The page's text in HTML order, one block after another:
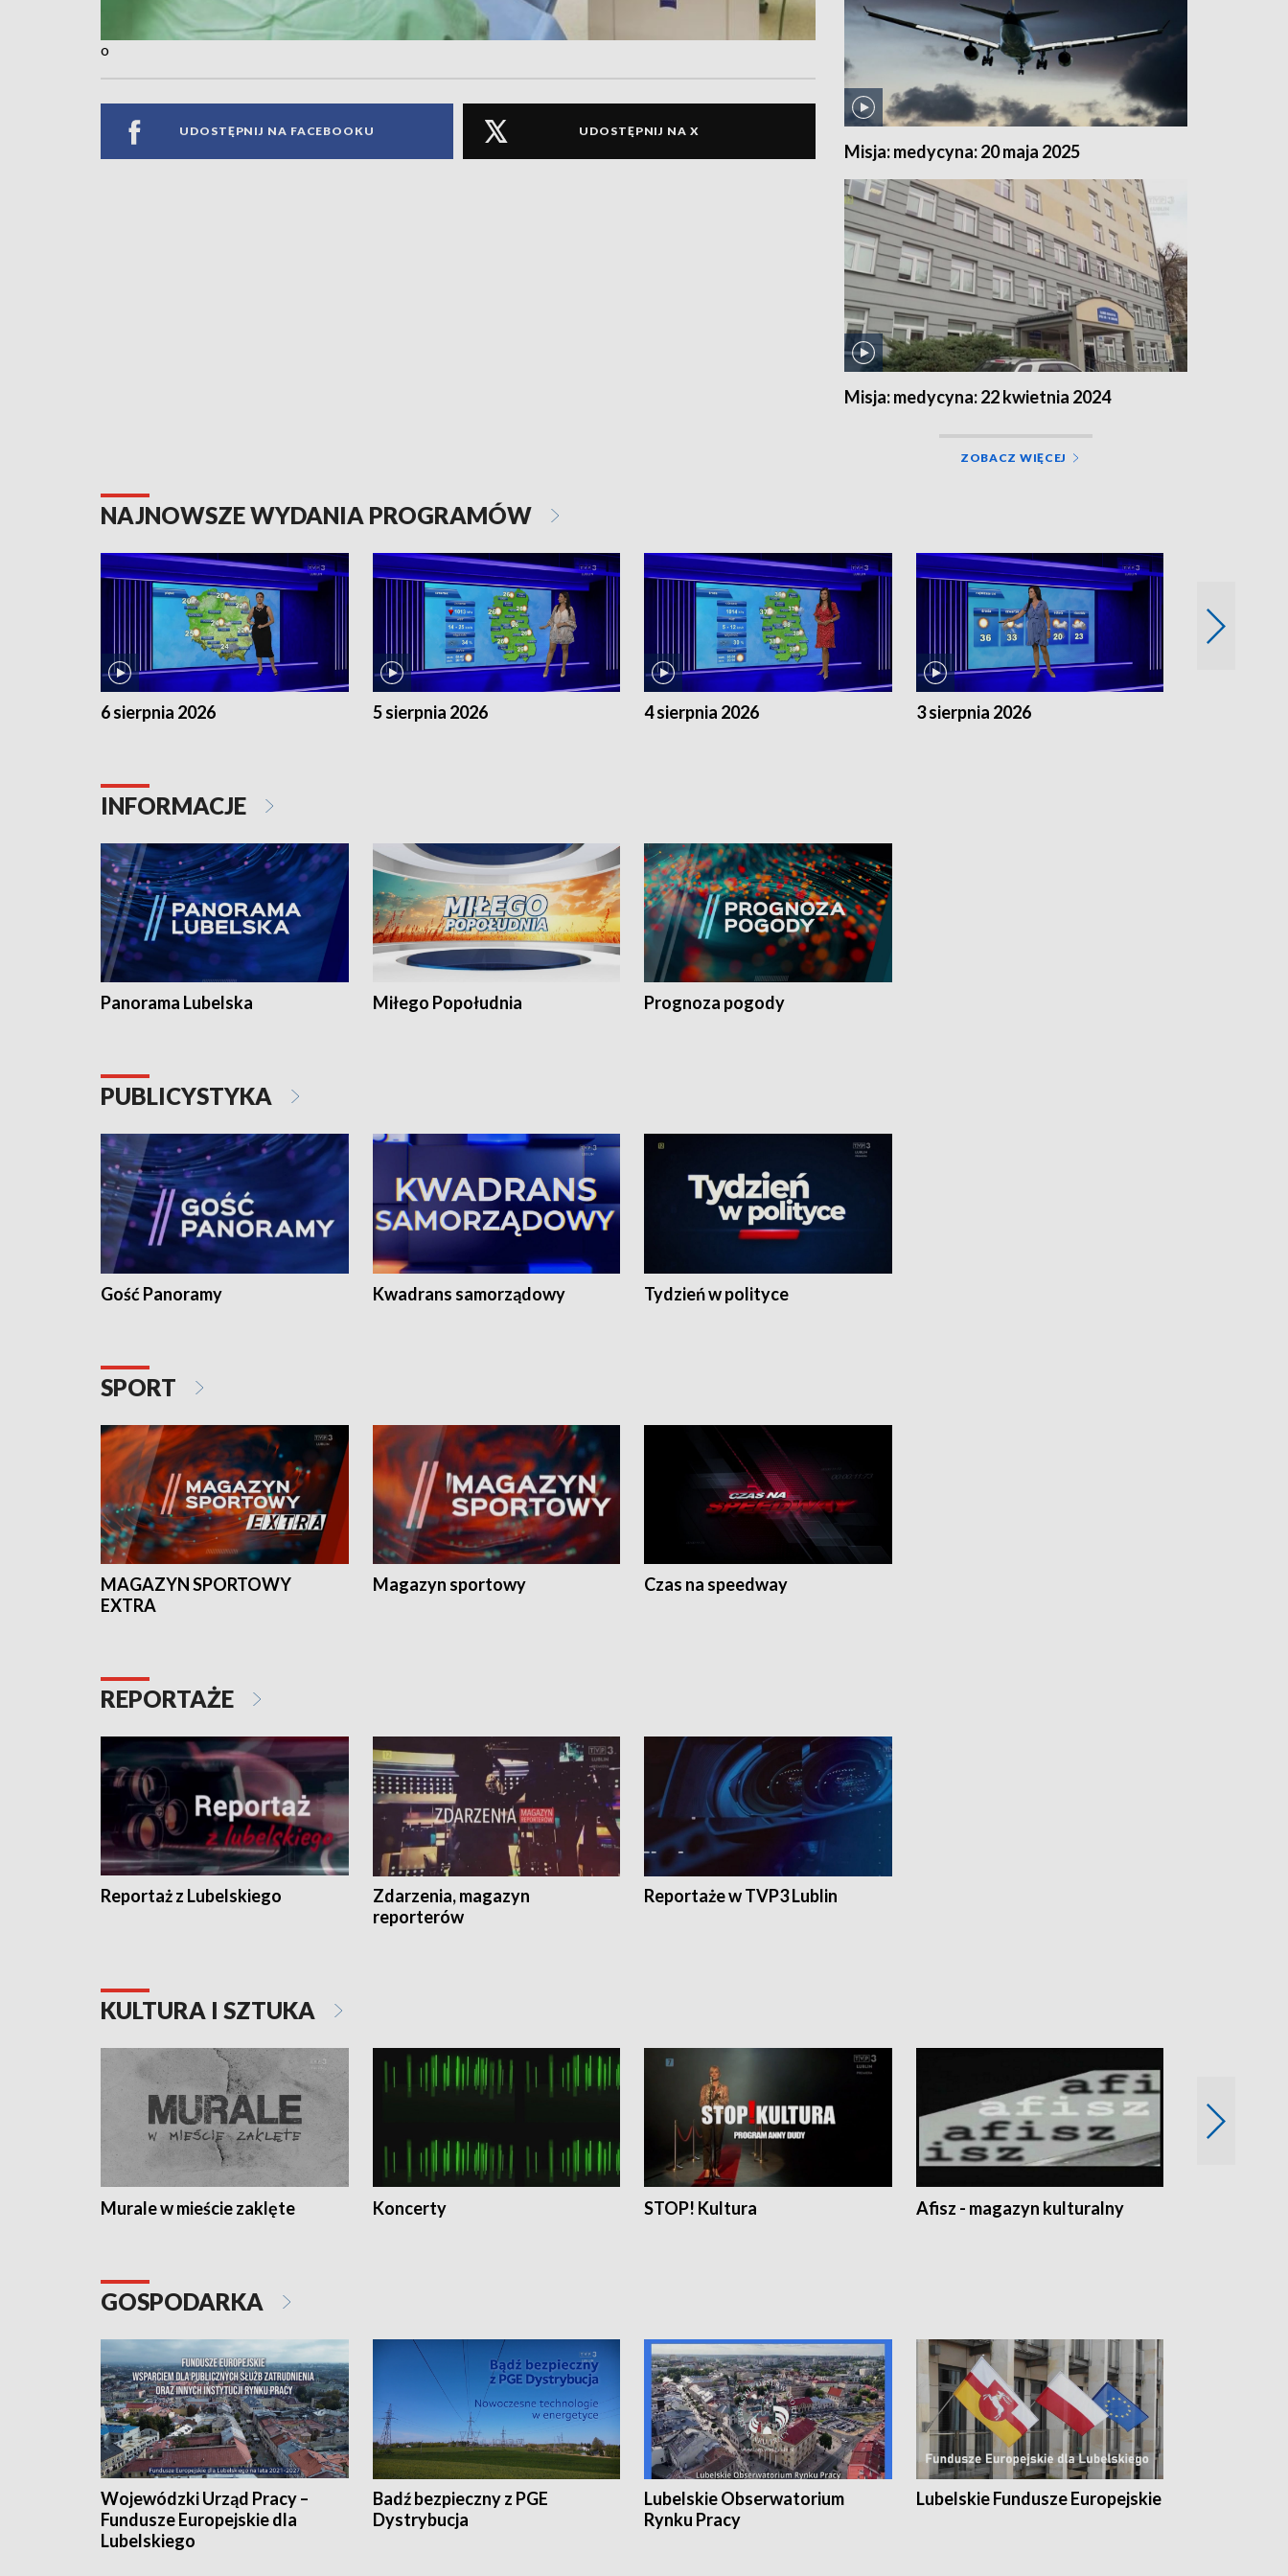
o
UDOSTĘPNIJ NA FACEBOOKU UDOSTĘPNIJ NA X
Misja: medycyna: 20 maja 2025
Misja: medycyna: 22 kwietnia 2024
ZOBACZ WIĘCEJ
NAJNOWSZE WYDANIA PROGRAMÓW
6 sierpnia 2026 5 sierpnia 2026 4 sierpnia 2026 3 sierpnia 2026
INFORMACJE
Panorama Lubelska Miłego Popołudnia Prognoza pogody
PUBLICYSTYKA
Gość Panoramy Kwadrans samorządowy Tydzień w polityce
SPORT
MAGAZYN SPORTOWY
EXTRA
Magazyn sportowy Czas na speedway
REPORTAŻE
Reportaż z Lubelskiego
Zdarzenia, magazyn
reporterów
Reportaże w TVP3 Lublin
KULTURA I SZTUKA
Murale w mieście zaklęte Koncerty STOP! Kultura Afisz - magazyn kulturalny
GOSPODARKA
Wojewódzki Urząd Pracy –
Fundusze Europejskie dla
Lubelskiego
Badź bezpieczny z PGE
Dystrybucja
Lubelskie Obserwatorium
Rynku Pracy
Lubelskie Fundusze Europejskie